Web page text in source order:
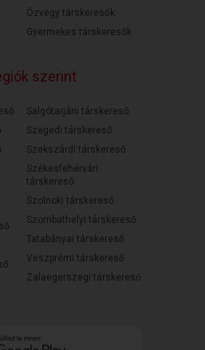
Özvegy társkeresők
Gyermekes társkeresők
szerint
Salgótarjáni társkereső
Szegedi társkereső
Szekszárdi társkereső
Székesfehérvári
társkereső
Szolnoki társkereső
Szombathelyi társkereső
Tatabányai társkereső
Veszprémi társkereső
Zalaegerszegi társkereső